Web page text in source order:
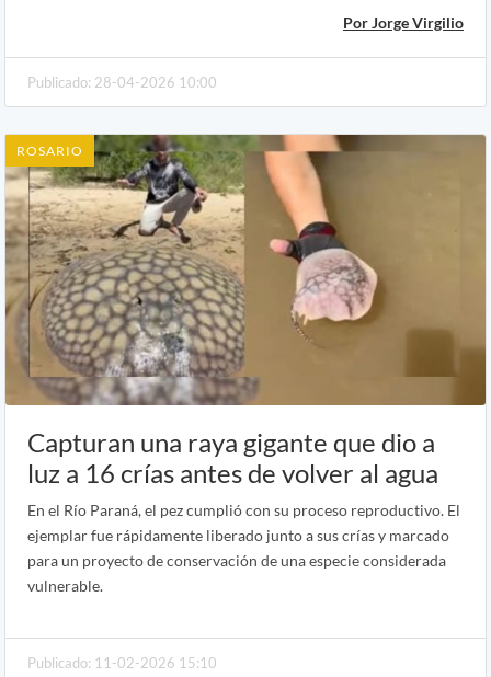
Por Jorge Virgilio
Publicado: 28-04-2026 10:00
ROSARIO
Capturan una raya gigante que dio a
luz a 16 crías antes de volver al agua
En el Río Paraná, el pez cumplió con su proceso reproductivo. El
ejemplar fue rápidamente liberado junto a sus crías y marcado
para un proyecto de conservación de una especie considerada
vulnerable.
Publicado: 11-02-2026 15:10